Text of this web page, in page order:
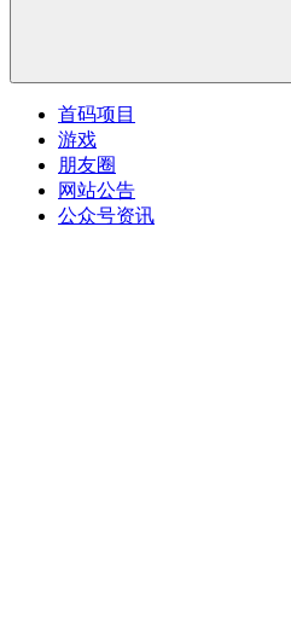
首码项目
游戏
朋友圈
网站公告
公众号资讯